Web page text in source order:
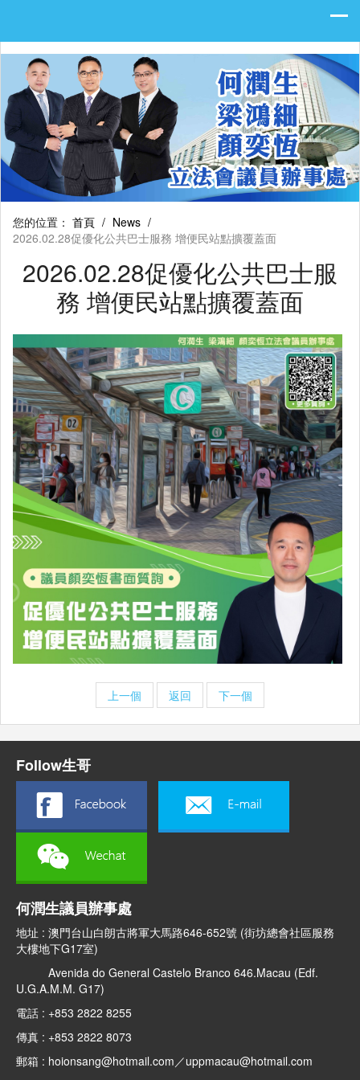
您的位置： 首頁 / News /
2026.02.28促優化公共巴士服務 增便民站點擴覆蓋面
2026.02.28促優化公共巴士服
務 增便民站點擴覆蓋面
上一個 返回 下一個
Follow生哥
何潤生議員辦事處
地址 : 澳門台山白朗古將軍大馬路646-652號 (街坊總會社區服務
大樓地下G17室)
Avenida do General Castelo Branco 646.Macau (Edf.
U.G.A.M.M. G17)
電話 : +853 2822 8255
傳真 : +853 2822 8073
郵箱 : hoionsang@hotmail.com／uppmacau@hotmail.com